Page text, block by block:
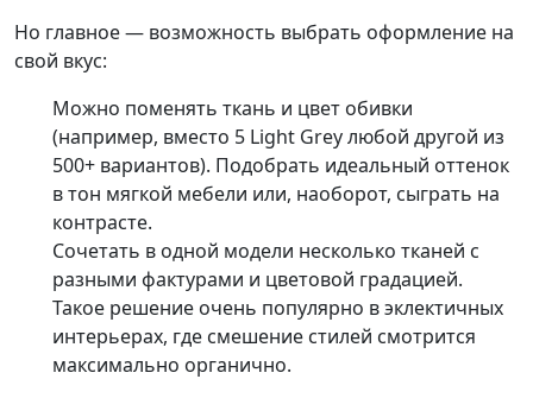
Но главное — возможность выбрать оформление на
свой вкус:
Можно поменять ткань и цвет обивки
(например, вместо 5 Light Greyлюбой другой из
500+ вариантов). Подобрать идеальный оттенок
в тон мягкой мебели или, наоборот, сыграть на
контрасте.
Сочетать в одной модели несколько тканей с
разными фактурами и цветовой градацией.
Такое решение очень популярно в эклектичных
интерьерах, где смешение стилей смотрится
максимально органично.